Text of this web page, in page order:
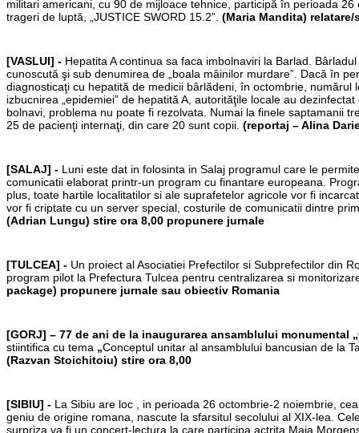
militari americani, cu 90 de mijloace tehnice, participă în perioada
trageri de luptă, „JUSTICE SWORD 15.2”. (Maria Mandita) relatare/
[VASLUI] - Hepatita A continua sa faca imbolnaviri la Barlad.
cunoscută şi sub denumirea de „boala mâinilor murdare”. Dacă în
diagnosticaţi cu hepatită de medicii bârlădeni, în octombrie,
izbucnirea „epidemiei” de hepatită A, autorităţile locale au
bolnavi, problema nu poate fi rezolvata. Numai la finele saptamanii
25 de pacienţi internaţi, din care 20 sunt copii. (reportaj – Alina
[SALAJ] - Luni este dat in folosinta in Salaj programul care le
comunicatii elaborat printr-un program cu finantare europeana.
plus, toate hartile localitatilor si ale suprafetelor agricole vor fi
vor fi criptate cu un server special, costurile de comunicatii dintre
(Adrian Lungu) stire ora 8,00 propunere jurnale
[TULCEA] - Un proiect al Asociatiei Prefectilor si Subprefectilor din
program pilot la Prefectura Tulcea pentru centralizarea si
package) propunere jurnale sau obiectiv Romania
[GORJ] – 77 de ani de la inaugurarea ansamblului monumental
stiintifica cu tema „Conceptul unitar al ansamblului bancusian de la
(Razvan Stoichitoiu) stire ora 8,00
[SIBIU] - La Sibiu are loc , in perioada 26 octombrie-2 noiembrie,
geniu de origine romana, nascute la sfarsitul secolului al XIX-lea.
surpriza va fi un concert-lectura la care participa actrita Maia